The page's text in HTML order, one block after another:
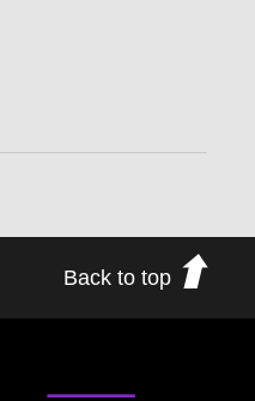
Back to top